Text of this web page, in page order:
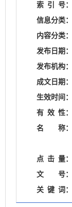
索 引 号：
信息分类：
内容分类：
发布日期：
发布机构：
成文日期：
生效时间：
有 效 性：
名
称：
点 击 量：
文
号：
关 键 词：